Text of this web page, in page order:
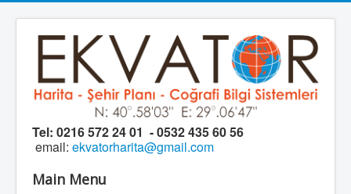
Tel: 0216 572 24 01 - 0532 435 60 56
email: ekvatorharita@gmail.com
Main Menu